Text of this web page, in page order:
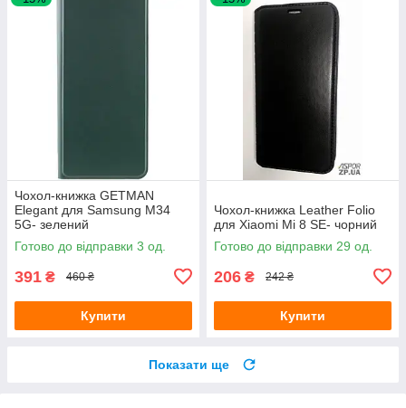
Чохол-книжка GETMAN
Elegant для Samsung M34
5G- зелений
Готово до відправки 3 од.
391 ₴ 460 ₴
Купити
Чохол-книжка Leather Folio
для Xiaomi Mi 8 SE- чорний
Готово до відправки 29 од.
206 ₴ 242 ₴
Купити
Показати ще